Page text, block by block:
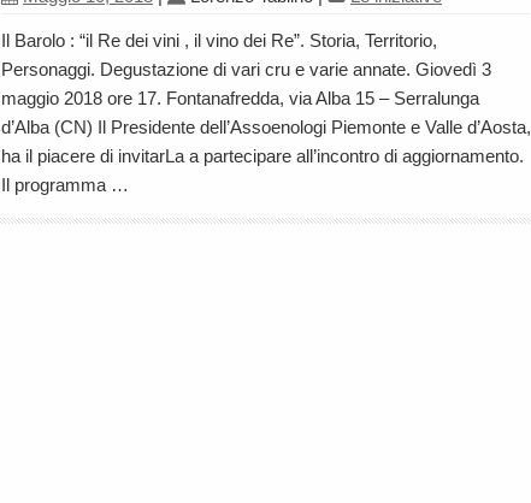
Il Barolo : “il Re dei vini , il vino dei Re”. Storia, Territorio,
Personaggi. Degustazione di vari cru e varie annate. Giovedì 3
maggio 2018 ore 17. Fontanafredda, via Alba 15 – Serralunga
d’Alba (CN) Il Presidente dell’Assoenologi Piemonte e Valle d’Aosta,
ha il piacere di invitarLa a partecipare all’incontro di aggiornamento.
Il programma …